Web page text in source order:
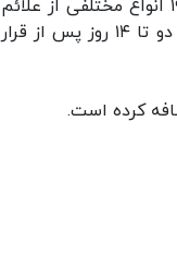
در گزارش مرکز کنترل و پیشگیری از بیماری‌ها در آمریکا آمده است: در مبتلایان به بیماری کووید-۱۹ انواع مختلفی از علائم
گزارش می‌شود که ممکن است با علائم خفیف تا جدی ظاهر می‌شود. همچنین علائم بیماری حدود دو تا ۱۴ روز پس از قرار